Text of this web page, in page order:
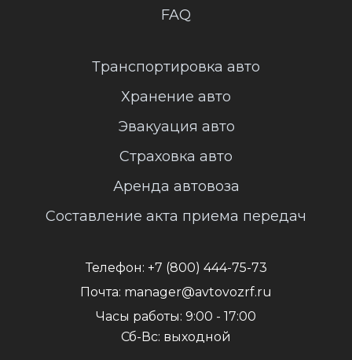
FAQ
Транспортировка авто
Хранение авто
Эвакуация авто
Страховка авто
Аренда автовоза
Составление акта приема передач
Телефон: +7 (800) 444-75-73
Почта: manager@avtovozrf.ru
Часы работы: 9:00 - 17:00
Сб-Вс: выходной